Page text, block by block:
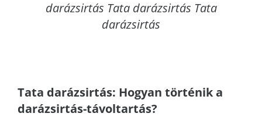
darázsirtás Tata darázsirtás Tata
darázsirtás
Tata darázsirtás: Hogyan történik a
darázsirtás-távoltartás?